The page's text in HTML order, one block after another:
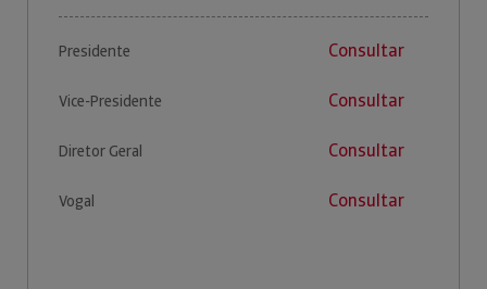
Presidente Consultar
Vice-Presidente Consultar
Diretor Geral Consultar
Vogal Consultar